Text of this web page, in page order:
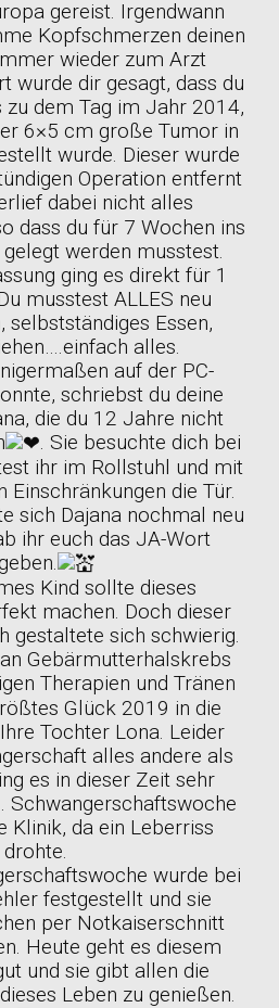
gereist. Irgendwann
Kopfschmerzen deinen
wieder zum Arzt
wurde dir gesagt, dass du
zu dem Tag im Jahr 2014,
6×5 cm große Tumor in
wurde. Dieser wurde
Operation entfernt
dabei nicht alles
dass du für 7 Wochen ins
werden musstest.
ging es direkt für 1
musstest ALLES neu
selbstständiges Essen,
alles.
auf der PC-
schriebst du deine
die du 12 Jahre nicht
. Sie besuchte dich bei
ihr im Rollstuhl und mit
die Tür.
sich Dajana nochmal neu
ihr euch das JA-Wort
Kind sollte dieses
machen. Doch dieser
gestaltete sich schwierig.
Gebärmutterhalskrebs
Therapien und Tränen
Glück 2019 in die
Tochter Lona. Leider
alles andere als
es in dieser Zeit sehr
Schwangerschaftswoche
Klinik, da ein Leberriss
drohte.
wurde bei
festgestellt und sie
per Notkaiserschnitt
Heute geht es diesem
und sie gibt allen die
Leben zu genießen.